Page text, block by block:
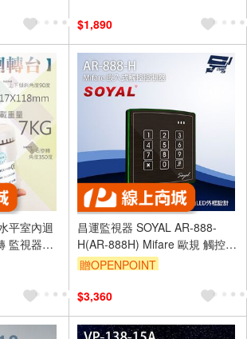
$1,890
平室內迴
監視器專
視器(以
昌運監視器 SOYAL AR-888-
H(AR-888H) Mifare 歐規 觸控控
制器 門禁讀卡機
贈OPENPOINT
$3,360